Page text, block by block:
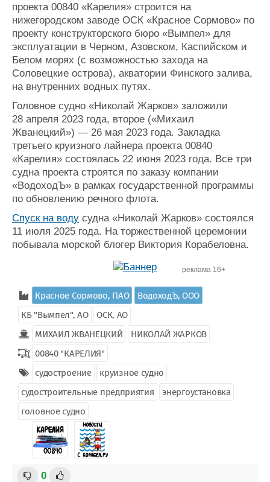
проекта 00840 «Карелия» строится на
нижегородском заводе ОСК «Красное Сормово» по
проекту конструкторского бюро «Вымпел» для
эксплуатации в Черном, Азовском, Каспийском и
Белом морях (с возможностью захода на
Соловецкие острова), акватории Финского залива,
на внутренних водных путях.
Головное судно «Николай Жарков» заложили
28 апреля 2023 года, второе («Михаил
Жванецкий») — 26 мая 2023 года. Закладка
третьего круизного лайнера проекта 00840
«Карелия» состоялась 22 июня 2023 года. Все три
судна проекта строятся по заказу компании
«ВодоходЪ» в рамках государственной программы
по обновлению речного флота.
Спуск на воду судна «Николай Жарков» состоялся
11 июля 2025 года. На торжественной церемонии
побывала морской блогер Виктория Корабеловна.
реклама 16+
Красное Сормово, ПАО
ВодоходЪ, ООО
КБ "Вымпел", АО
ОСК, АО
МИХАИЛ ЖВАНЕЦКИЙ
НИКОЛАЙ ЖАРКОВ
00840 "КАРЕЛИЯ"
судостроение
круизное судно
судостроительные предприятия
энергоустановка
головное судно
0